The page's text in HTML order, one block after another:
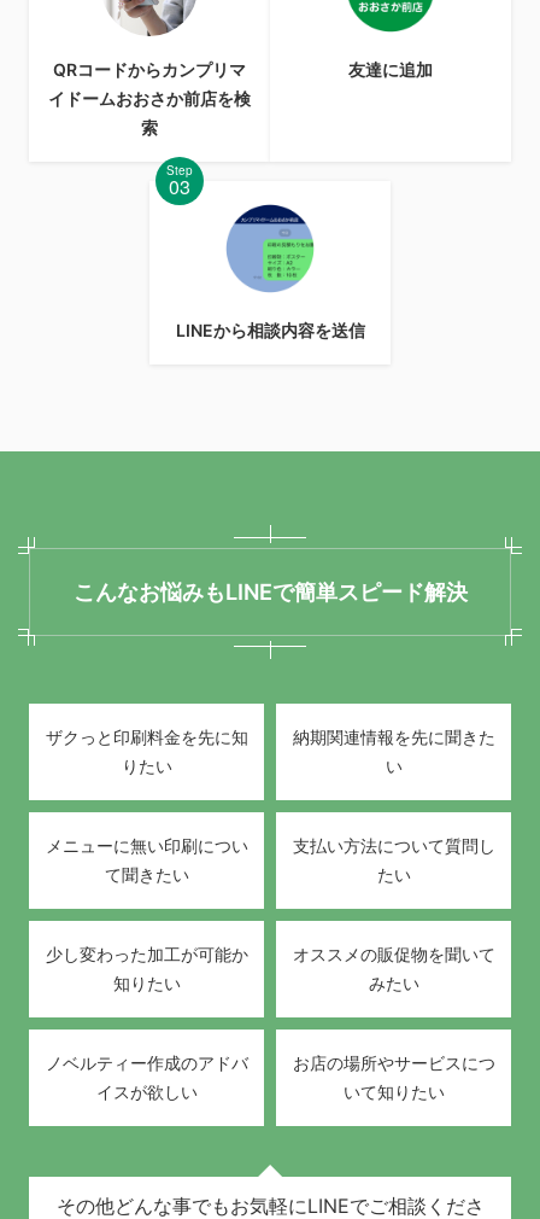
QRコードからカンプリマ
イドームおおさか前店を検
索
友達に追加
Step
03
LINEから相談内容を送信
こんなお悩みもLINEで簡単スピード解決
ザクっと印刷料金を先に知
りたい
納期関連情報を先に聞きた
い
メニューに無い印刷につい
て聞きたい
支払い方法について質問し
たい
少し変わった加工が可能か
知りたい
オススメの販促物を聞いて
みたい
ノベルティー作成のアドバ
イスが欲しい
お店の場所やサービスにつ
いて知りたい
その他どんな事でもお気軽にLINEでご相談くださ